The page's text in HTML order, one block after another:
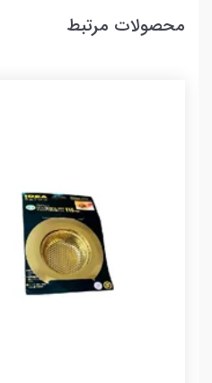
محصولات مرتبط